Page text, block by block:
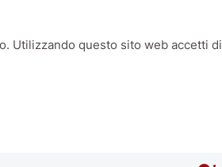
Utilizzando questo sito web accetti di